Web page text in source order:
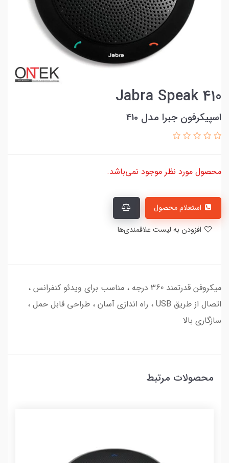
Jabra Speak 410
اسپیکرفون جبرا مدل 410
محصول مورد نظر موجود نمی‌باشد.
میکروفن قدرتمند 360 درجه ، مناسب برای ویدئو کنفرانس ،
اتصال از طریق USB ، راه اندازی آسان ، طراحی قابل حمل ،
سازگاری بالا
محصولات مرتبط